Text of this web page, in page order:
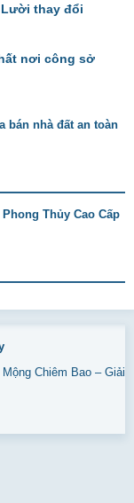
thay đổi
nơi công sở
Chiêm Bao – Giải